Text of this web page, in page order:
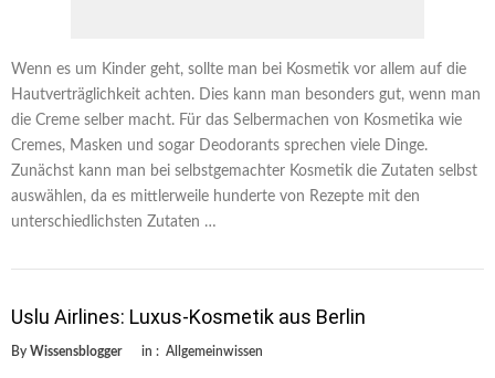
Wenn es um Kinder geht, sollte man bei Kosmetik vor allem auf die
Hautverträglichkeit achten. Dies kann man besonders gut, wenn man
die Creme selber macht. Für das Selbermachen von Kosmetika wie
Cremes, Masken und sogar Deodorants sprechen viele Dinge.
Zunächst kann man bei selbstgemachter Kosmetik die Zutaten selbst
auswählen, da es mittlerweile hunderte von Rezepte mit den
unterschiedlichsten Zutaten …
Uslu Airlines: Luxus-Kosmetik aus Berlin
By Wissensblogger in : Allgemeinwissen